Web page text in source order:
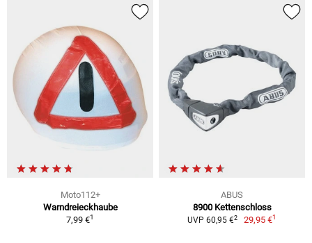
Moto112+
Warndreieckhaube
7,99 €1
ABUS
8900 Kettenschloss
UVP 60,95 €2 29,95 €1